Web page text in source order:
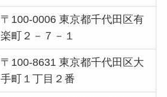
〒100-0006 東京都千代田区有
楽町２－７－１
〒100-8631 東京都千代田区大
手町１丁目２番